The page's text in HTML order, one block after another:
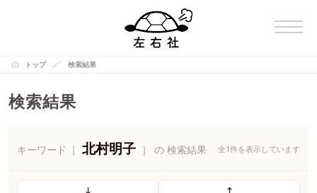
トップ 検索結果
検索結果
キーワード［ 北村明子 ］ の 検索結果 全1件を表示しています